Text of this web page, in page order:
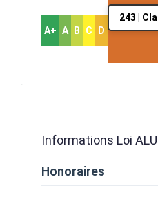
A+ A B C D
243 |
Informations Loi
Honoraires